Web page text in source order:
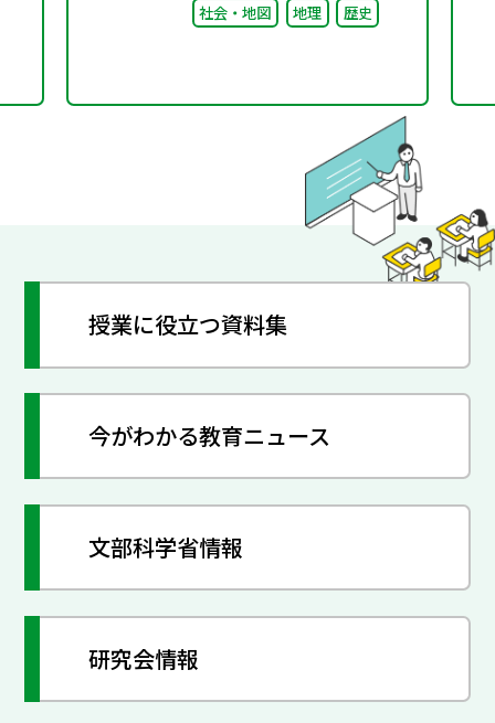
社会・地図
地理 歴史
授業に役立つ資料集
今がわかる教育ニュース
文部科学省情報
研究会情報